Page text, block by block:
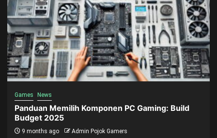
Games News
Panduan Memilih Komponen PC Gaming: Build
Budget 2025
9 months ago Admin Pojok Gamers